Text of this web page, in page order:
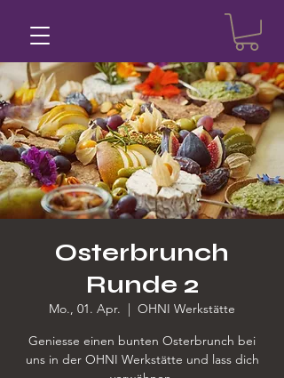
Osterbrunch
Runde 2
Mo., 01. Apr.
  |
OHNI Werkstätte
Geniesse einen bunten Osterbrunch bei
uns in der OHNI Werkstätte und lass dich